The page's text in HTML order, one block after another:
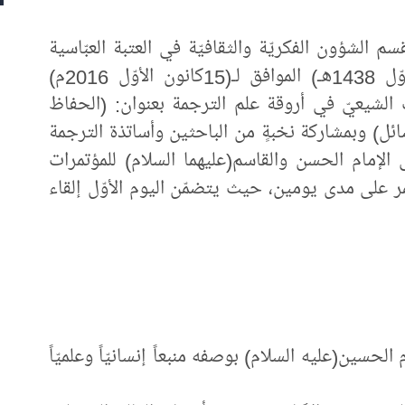
الشؤون الفكريّة والثقافيّة في العتبة العبّاسية
المقدّسة عصر اليوم الخميس (15ربيع الأوّل 1438هـ) الموافق لـ(15كانون الأوّل 2016م)
الشيعيّ في أروقة علم الترجمة بعنوان: (الحفاظ
وبمشاركة نخبةٍ من الباحثين وأساتذة الترجمة
الحسن والقاسم(عليهما السلام) للمؤتمرات
على مدى يومين، حيث يتضمّن اليوم الأوّل إلقاء
الحسين(عليه السلام) بوصفه منبعاً إنسانيّاً وعلميّاً